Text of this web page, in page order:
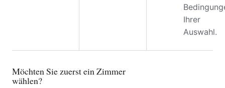
Ihrer
Auswahl.
Möchten Sie zuerst ein Zimmer
wählen?